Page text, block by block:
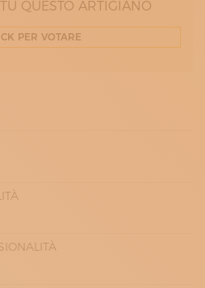
SABATO
QUESTO ARTIGIANO
PER VOTARE